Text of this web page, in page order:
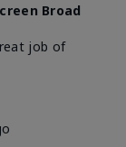
Broad
job of